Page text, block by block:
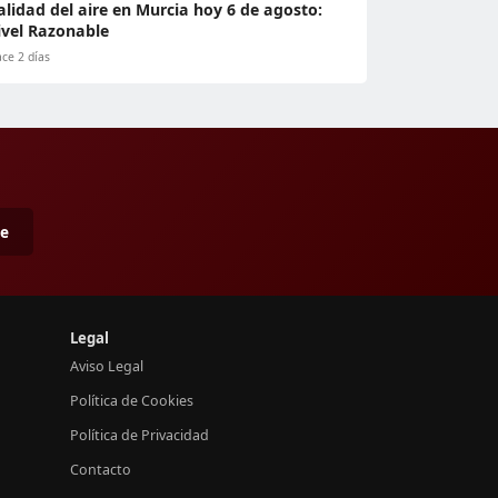
del aire en Murcia hoy 6 de agosto:
Razonable
2 días
Legal
Aviso Legal
Política de Cookies
Política de Privacidad
Contacto